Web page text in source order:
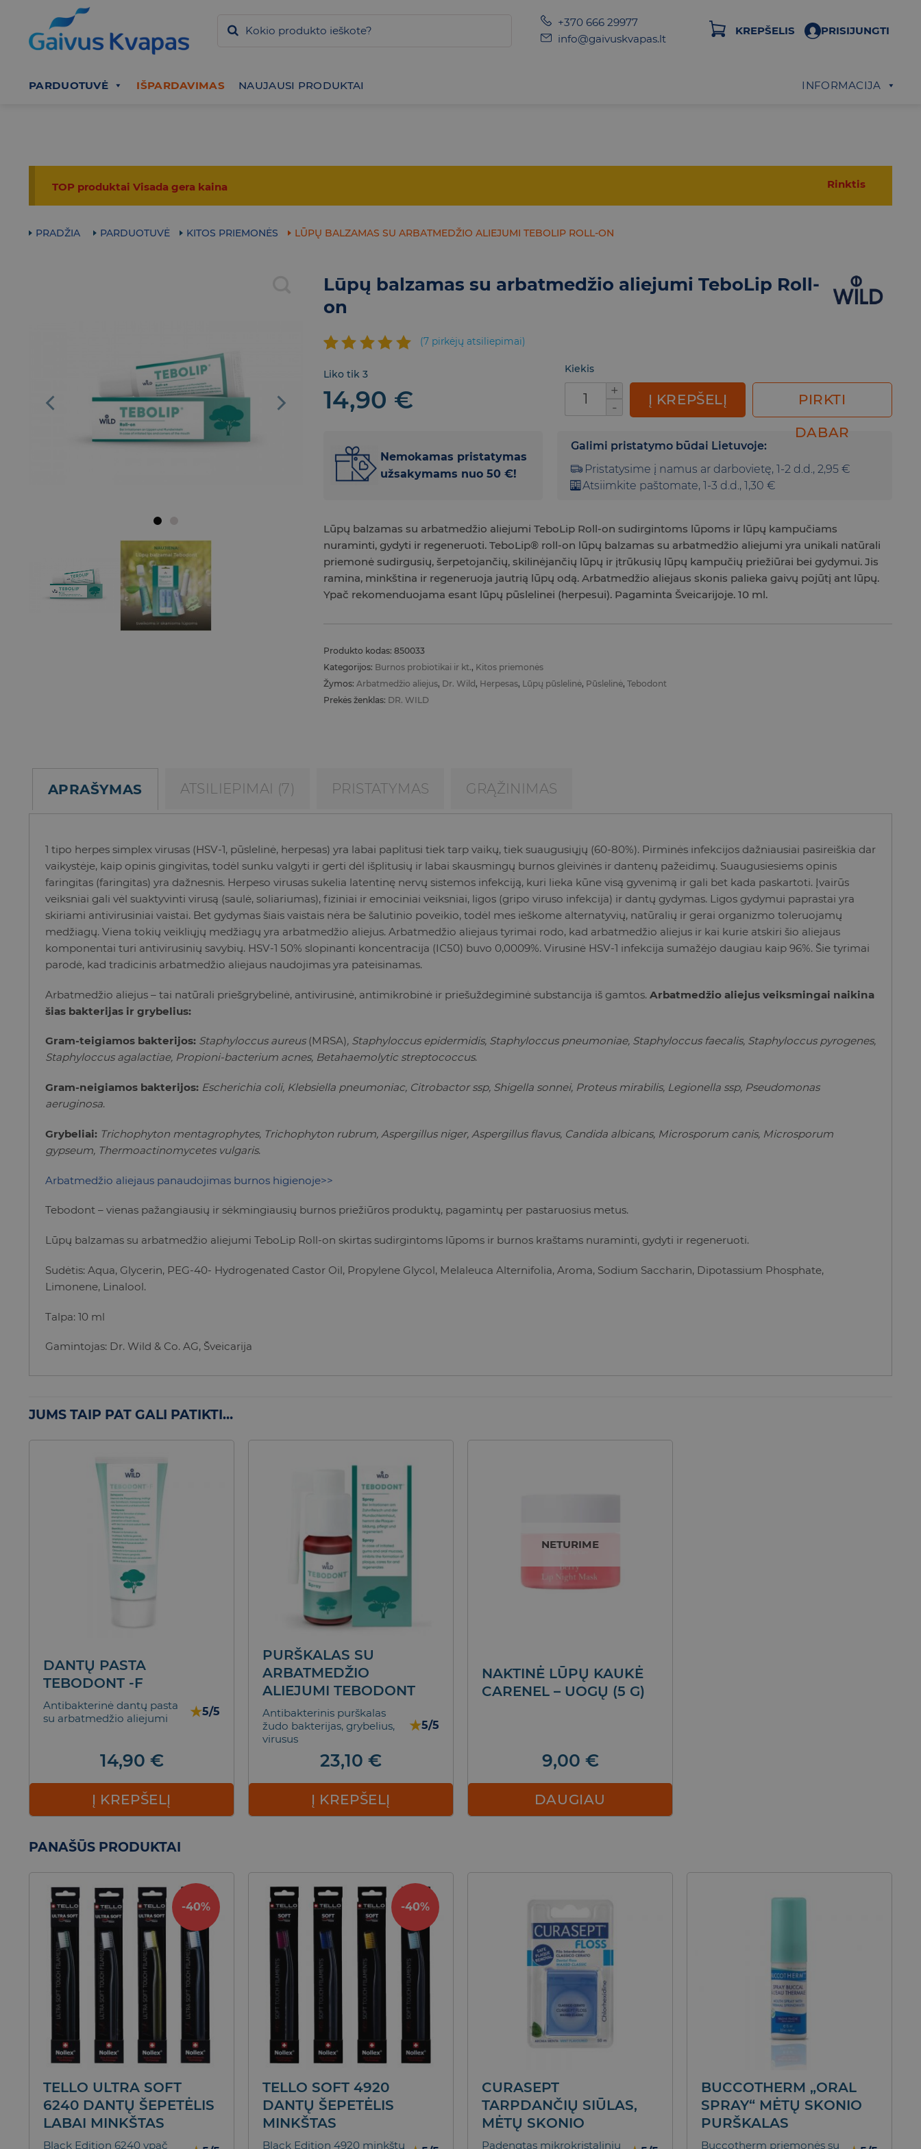
content
+370 666 29977
info@gaivuskvapas.lt
KREPŠELIS PRISIJUNGTI
PARDUOTUVĖ IŠPARDAVIMAS NAUJAUSI PRODUKTAI INFORMACIJA
Rinktis
TOP produktai Visada gera kaina
PRADŽIA PARDUOTUVĖ KITOS PRIEMONĖS LŪPŲ BALZAMAS SU ARBATMEDŽIO ALIEJUMI TEBOLIP ROLL-ON
Lūpų balzamas su arbatmedžio aliejumi TeboLip Roll-
on
5.00iš 5
(viso
įvertinimų:
(7pirkėjų atsiliepimai)
Liko tik 3
14,90 €
Kiekis
produkto kiekis: Lūpų balzamas su arbatmedžio
Į KREPŠELĮ
PIRKTI
DABAR
Nemokamas pristatymas
užsakymams nuo 50 €!
Galimi pristatymo būdai Lietuvoje:
Pristatysime į namus ar darbovietę, 1-2 d.d., 2,95 €
Atsiimkite paštomate, 1-3 d.d., 1,30 €
Lūpų balzamas su arbatmedžio aliejumi TeboLip Roll-on sudirgintoms lūpoms ir lūpų kampučiams
nuraminti, gydyti ir regeneruoti. TeboLip® roll-on lūpų balzamas su arbatmedžio aliejumi yra unikali natūrali
priemonė sudirgusių, šerpetojančių, skilinėjančių lūpų ir įtrūkusių lūpų kampučių priežiūrai bei gydymui. Jis
ramina, minkština ir regeneruoja jautrią lūpų odą.Arbatmedžio aliejaus skonis palieka gaivų pojūtį ant lūpų.
Ypač rekomenduojama esant lūpų pūslelinei (herpesui). Pagaminta Šveicarijoje.10 ml.
Produkto kodas: 850033
Kategorijos: Burnos probiotikai ir kt., Kitos priemonės
Žymos: Arbatmedžio aliejus, Dr. Wild, Herpesas, Lūpų pūslelinė, Pūslelinė, Tebodont
Prekės ženklas: DR. WILD
APRAŠYMAS ATSILIEPIMAI (7) PRISTATYMAS GRĄŽINIMAS
1 tipo herpes simplex virusas (HSV-1, pūslelinė, herpesas) yra labai paplitusi tiek tarp vaikų, tiek suaugusiųjų (60-80%). Pirminės infekcijos dažniausiai pasireiškia dar
vaikystėje, kaip opinis gingivitas, todėl sunku valgyti ir gerti dėl išplitusių ir labai skausmingų burnos gleivinės ir dantenų pažeidimų. Suaugusiesiems opinis
faringitas (faringitas) yra dažnesnis. Herpeso virusas sukelia latentinę nervų sistemos infekciją, kuri lieka kūne visą gyvenimą ir gali bet kada paskartoti. Įvairūs
veiksniai gali vėl suaktyvinti virusą (saulė, soliariumas), fiziniai ir emociniai veiksniai, ligos (gripo viruso infekcija) ir dantų gydymas. Ligos gydymui paprastai yra
skiriami antivirusiniai vaistai. Bet gydymas šiais vaistais nėra be šalutinio poveikio, todėl mes ieškome alternatyvių, natūralių ir gerai organizmo toleruojamų
medžiagų. Viena tokių veikliųjų medžiagų yra arbatmedžio aliejus. Arbatmedžio aliejaus tyrimai rodo, kad arbatmedžio aliejus ir kai kurie atskiri šio aliejaus
komponentai turi antivirusinių savybių. HSV-1 50% slopinanti koncentracija (IC50) buvo 0,0009%. Virusinė HSV-1 infekcija sumažėjo daugiau kaip 96%. Šie tyrimai
parodė, kad tradicinis arbatmedžio aliejaus naudojimas yra pateisinamas.
Arbatmedžio aliejus – tai natūrali priešgrybelinė, antivirusinė, antimikrobinė ir priešuždegiminė substancija iš gamtos. Arbatmedžio aliejus veiksmingai naikina
šias bakterijas ir grybelius:
Gram-teigiamos bakterijos: Staphyloccus aureus (MRSA), Staphyloccus epidermidis, Staphyloccus pneumoniae, Staphyloccus faecalis, Staphyloccus pyrogenes,
Staphyloccus agalactiae, Propioni-bacterium acnes, Betahaemolytic streptococcus.
Gram-neigiamos bakterijos: Escherichia coli, Klebsiella pneumoniac, Citrobactor ssp, Shigella sonnei, Proteus mirabilis, Legionella ssp, Pseudomonas
aeruginosa.
Grybeliai: Trichophyton mentagrophytes, Trichophyton rubrum, Aspergillus niger, Aspergillus flavus, Candida albicans, Microsporum canis, Microsporum
gypseum, Thermoactinomycetes vulgaris.
Arbatmedžio aliejaus panaudojimas burnos higienoje>>
Tebodont – vienas pažangiausių ir sėkmingiausių burnos priežiūros produktų, pagamintų per pastaruosius metus.
Lūpų balzamas su arbatmedžio aliejumi TeboLip Roll-on skirtas sudirgintoms lūpoms ir burnos kraštams nuraminti, gydyti ir regeneruoti.
Sudėtis: Aqua, Glycerin, PEG-40- Hydrogenated Castor Oil, Propylene Glycol, Melaleuca Alternifolia, Aroma, Sodium Saccharin, Dipotassium Phosphate,
Limonene, Linalool.
Talpa: 10 ml
Gamintojas: Dr. Wild & Co. AG, Šveicarija
JUMS TAIP PAT GALI PATIKTI…
DANTŲ PASTA
TEBODONT -F
Antibakterinė dantų pasta
su arbatmedžio aliejumi
★5/5
14,90 €
Į KREPŠELĮ
PURŠKALAS SU
ARBATMEDŽIO
ALIEJUMI TEBODONT
Antibakterinis purškalas
žudo bakterijas, grybelius,
virusus
★5/5
23,10 €
Į KREPŠELĮ
NETURIME
NAKTINĖ LŪPŲ KAUKĖ
CARENEL – UOGŲ (5 G)
9,00 €
DAUGIAU
PANAŠŪS PRODUKTAI
-40%
TELLO ULTRA SOFT
6240 DANTŲ ŠEPETĖLIS
LABAI MINKŠTAS
Black Edition 6240 ypač
-40%
TELLO SOFT 4920
DANTŲ ŠEPETĖLIS
MINKŠTAS
Black Edition 4920 minkštų
CURASEPT
TARPDANČIŲ SIŪLAS,
MĖTŲ SKONIO
Padengtas mikrokristaliniu
BUCCOTHERM „ORAL
SPRAY“ MĖTŲ SKONIO
PURŠKALAS
Buccotherm priemonės su